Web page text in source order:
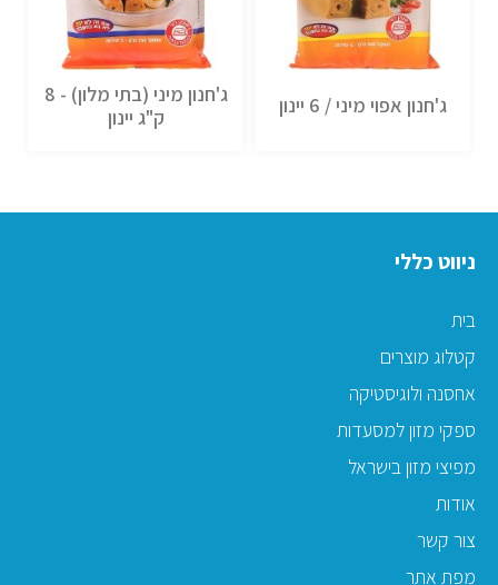
ג'חנון אפוי מיני / 6 יינון
ג'חנון מיני (בתי מלון) - 8
ק"ג יינון
ניווט כללי
בית
קטלוג מוצרים
אחסנה ולוגיסטיקה
ספקי מזון למסעדות
מפיצי מזון בישראל
אודות
צור קשר
מפת אתר